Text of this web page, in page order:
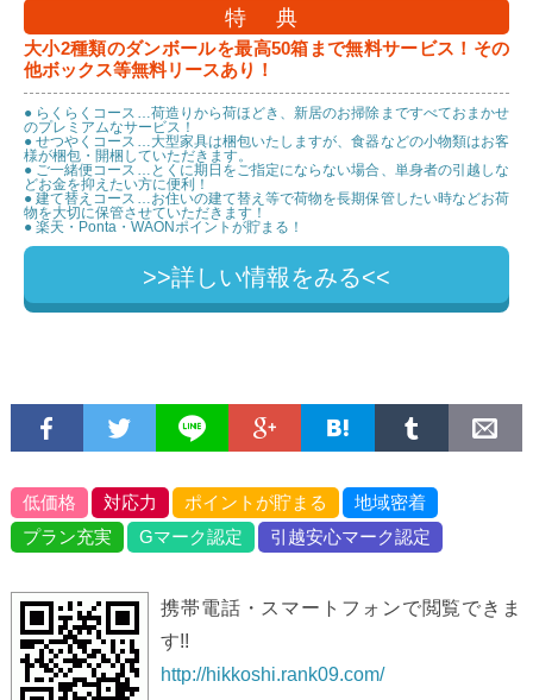
特 典
大小2種類のダンボールを最高50箱まで無料サービス！その
他ボックス等無料リースあり！
● らくらくコース…荷造りから荷ほどき、新居のお掃除まですべておまかせ
のプレミアムなサービス！
● せつやくコース…大型家具は梱包いたしますが、食器などの小物類はお客
様が梱包・開梱していただきます。
● ご一緒便コース…とくに期日をご指定にならない場合、単身者の引越しな
どお金を抑えたい方に便利！
● 建て替えコース…お住いの建て替え等で荷物を長期保管したい時などお荷
物を大切に保管させていただきます！
● 楽天・Ponta・WAONポイントが貯まる！
>>詳しい情報をみる<<
低価格 対応力 ポイントが貯まる
地域密着
プラン充実
Gマーク認定 引越安心マーク認定
携帯電話・スマートフォンで閲覧できま
す!!
http://hikkoshi.rank09.com/